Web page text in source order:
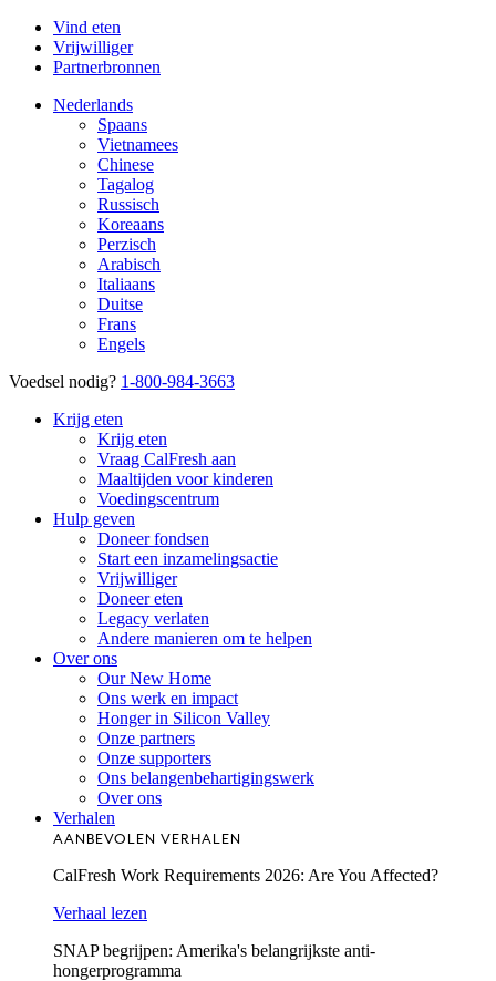
Vind eten
Vrijwilliger
Partnerbronnen
Nederlands
Spaans
Vietnamees
Chinese
Tagalog
Russisch
Koreaans
Perzisch
Arabisch
Italiaans
Duitse
Frans
Engels
Voedsel nodig? 1-800-984-3663
Krijg eten
Krijg eten
Vraag CalFresh aan
Maaltijden voor kinderen
Voedingscentrum
Hulp geven
Doneer fondsen
Start een inzamelingsactie
Vrijwilliger
Doneer eten
Legacy verlaten
Andere manieren om te helpen
Over ons
Our New Home
Ons werk en impact
Honger in Silicon Valley
Onze partners
Onze supporters
Ons belangenbehartigingswerk
Over ons
Verhalen
AANBEVOLEN VERHALEN
CalFresh Work Requirements 2026: Are You Affected?
Verhaal lezen
SNAP begrijpen: Amerika's belangrijkste anti-
hongerprogramma